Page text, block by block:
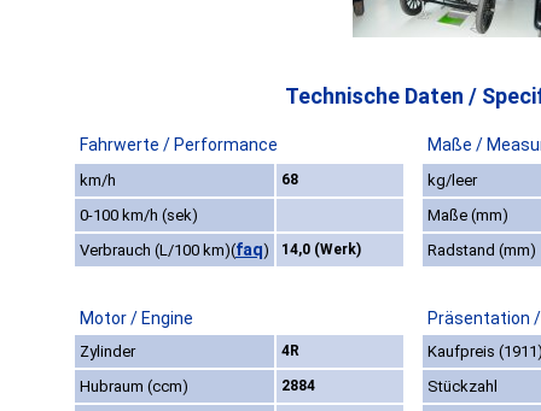
Technische Daten /
Fahrwerte / Performance Maße /
km/h 68
kg/leer
0-100 km/h (sek)
Maße (mm)
Verbrauch (L/100 km)(faq) 14,0 (Werk) Radstand (mm)
Motor / Engine Präsentation
Zylinder 4R
Kaufpreis
Hubraum (ccm)
2884
Stückzahl